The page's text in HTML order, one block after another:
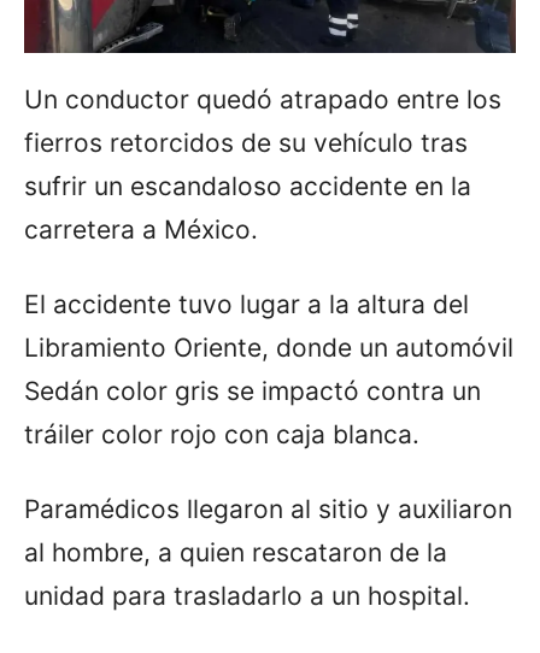
Un conductor quedó atrapado entre los
fierros retorcidos de su vehículo tras
sufrir un escandaloso accidente en la
carretera a México.
El accidente tuvo lugar a la altura del
Libramiento Oriente, donde un automóvil
Sedán color gris se impactó contra un
tráiler color rojo con caja blanca.
Paramédicos llegaron al sitio y auxiliaron
al hombre, a quien rescataron de la
unidad para trasladarlo a un hospital.